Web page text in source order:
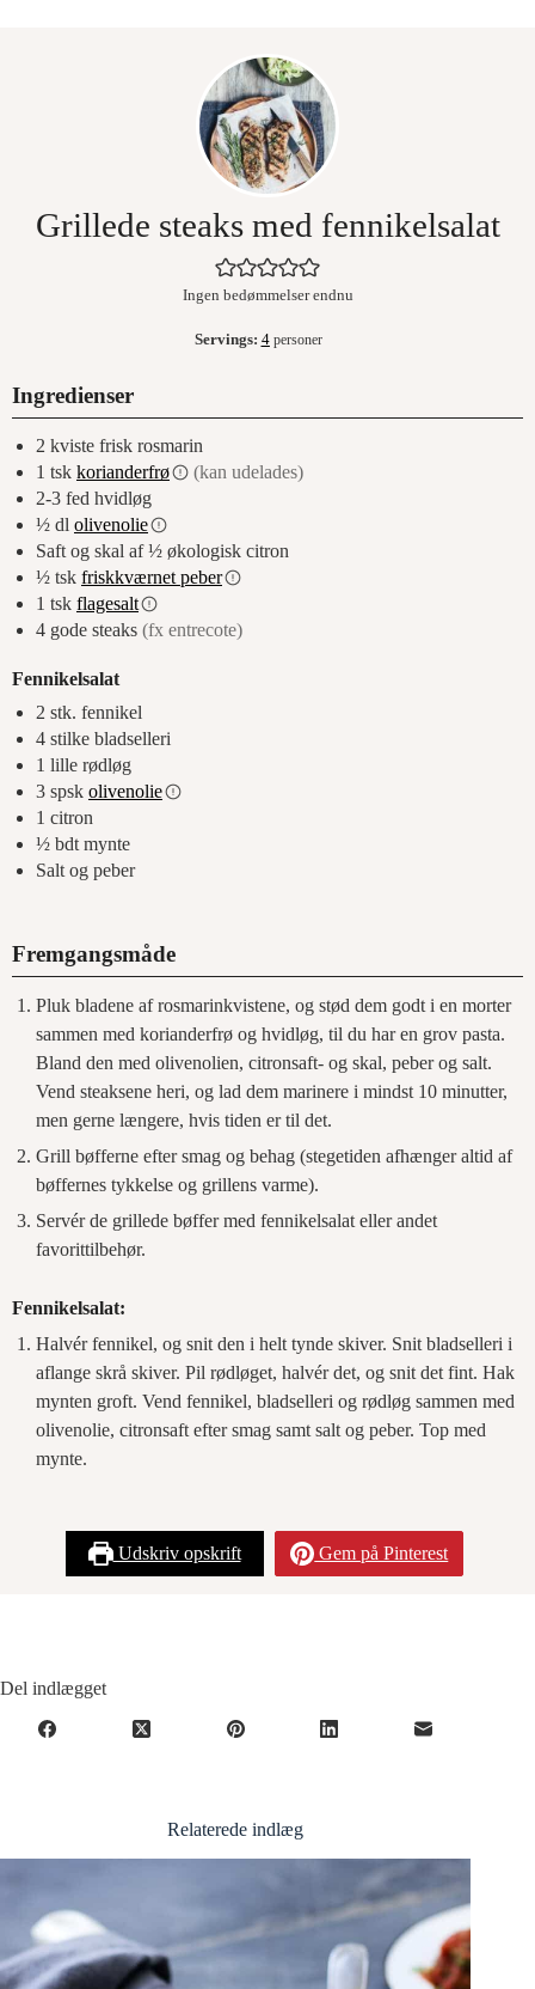
Grillede steaks med fennikelsalat
Ingen bedømmelser endnu
Servings: 4 personer
Ingredienser
2 kviste frisk rosmarin
1 tsk korianderfrø
(kan udelades)
2-3 fed hvidløg
½ dl olivenolie
Saft og skal af ½ økologisk citron
½ tsk friskkværnet peber
1 tsk flagesalt
4 gode steaks (fx entrecote)
Fennikelsalat
2 stk. fennikel
4 stilke bladselleri
1 lille rødløg
3 spsk olivenolie
1 citron
½ bdt mynte
Salt og peber
Fremgangsmåde
Pluk bladene af rosmarinkvistene, og stød dem godt i en morter
sammen med korianderfrø og hvidløg, til du har en grov pasta.
Bland den med olivenolien, citronsaft- og skal, peber og salt.
Vend steaksene heri, og lad dem marinere i mindst 10 minutter,
men gerne længere, hvis tiden er til det.
Grill bøfferne efter smag og behag (stegetiden afhænger altid af
bøffernes tykkelse og grillens varme).
Servér de grillede bøffer med fennikelsalat eller andet
favorittilbehør.
Fennikelsalat:
Halvér fennikel, og snit den i helt tynde skiver. Snit bladselleri i
aflange skrå skiver. Pil rødløget, halvér det, og snit det fint. Hak
mynten groft. Vend fennikel, bladselleri og rødløg sammen med
olivenolie, citronsaft efter smag samt salt og peber. Top med
mynte.
Udskriv opskrift Gem på Pinterest
Del indlægget
Relaterede indlæg